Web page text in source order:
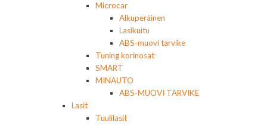
Microcar
Alkuperäinen
Lasikuitu
ABS-muovi tarvike
Tuning korinosat
SMART
MINAUTO
ABS-MUOVI TARVIKE
Lasit
Tuulilasit